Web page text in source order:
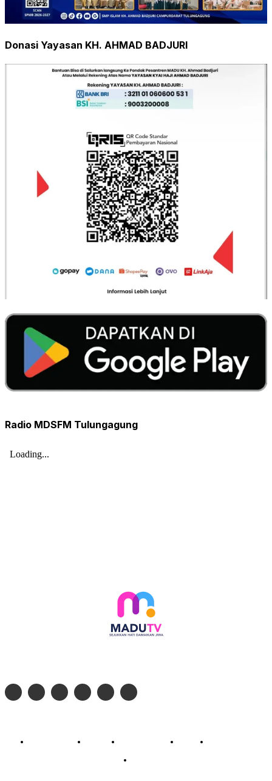
Donasi Yayasan KH. AHMAD BADJURI
Radio MDSFM Tulungagung
Profil Madu TV Redaksi Pedoman Siber Kontak